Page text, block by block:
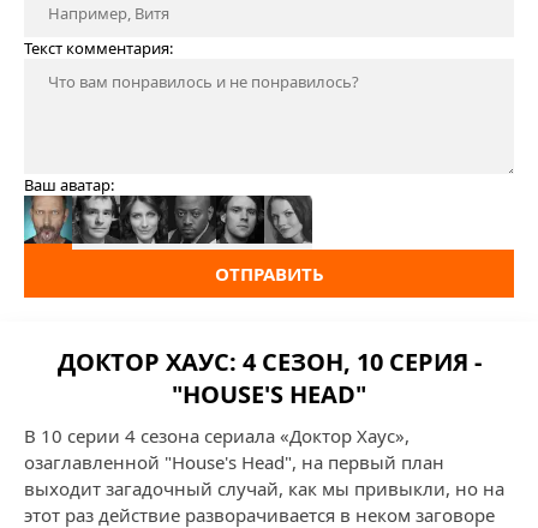
Текст комментария:
Ваш аватар:
ОТПРАВИТЬ
ДОКТОР ХАУС: 4 СЕЗОН, 10 СЕРИЯ -
"HOUSE'S HEAD"
В 10 серии 4 сезона сериала «Доктор Хаус»,
озаглавленной "House's Head", на первый план
выходит загадочный случай, как мы привыкли, но на
этот раз действие разворачивается в неком заговоре